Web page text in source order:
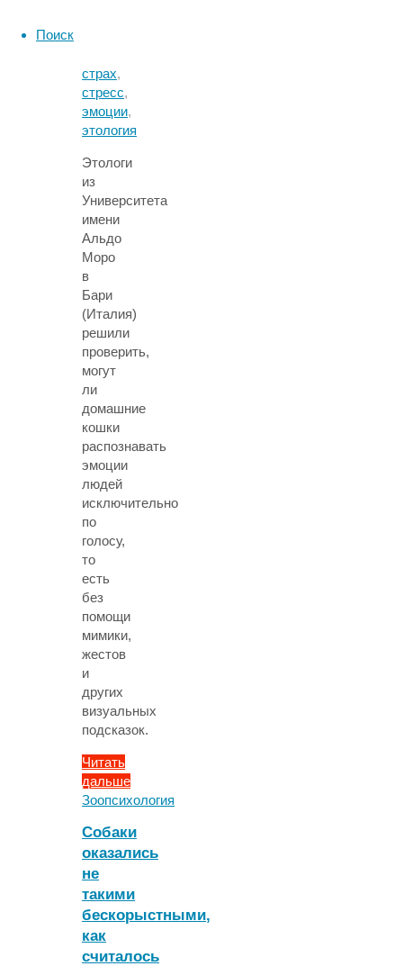
Поиск
страх,
стресс,
эмоции,
этология
Этологи
из
Университета
имени
Альдо
Моро
в
Бари
(Италия)
решили
проверить,
могут
ли
домашние
кошки
распознавать
эмоции
людей
исключительно
по
голосу,
то
есть
без
помощи
мимики,
жестов
и
других
визуальных
подсказок.
Читать
дальше
"Этологи
при
каких
условиях
кошки
распознают
эмоции
человека"
Зоопсихология
Собаки
оказались
не
такими
бескорыстными,
как
считалось